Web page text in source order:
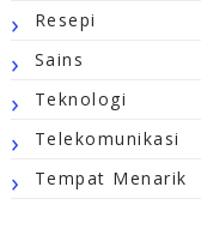
Resepi
Sains
Teknologi
Telekomunikasi
Tempat Menarik